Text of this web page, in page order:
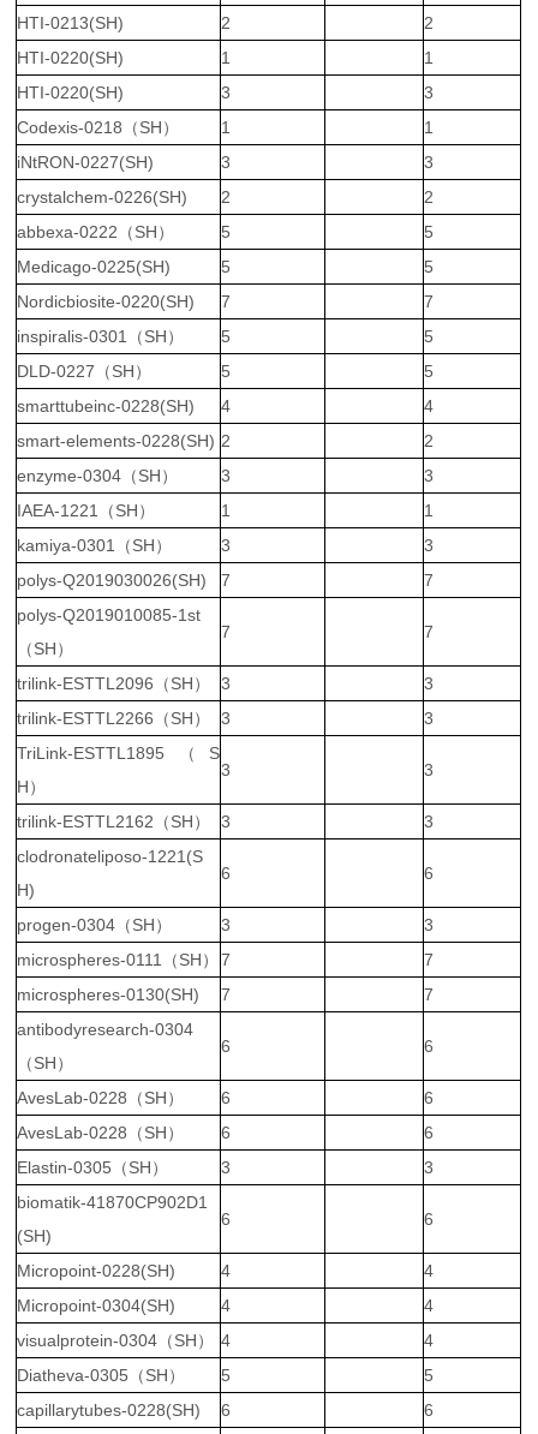
HTI-0213(SH)
2
2
HTI-0220(SH)
1
1
HTI-0220(SH)
3
3
Codexis-0218（SH）
1
1
iNtRON-0227(SH)
3
3
crystalchem-0226(SH)
2
2
abbexa-0222（SH）
5
5
Medicago-0225(SH)
5
5
Nordicbiosite-0220(SH)
7
7
inspiralis-0301（SH）
5
5
DLD-0227（SH）
5
5
smarttubeinc-0228(SH)
4
4
smart-elements-0228(SH) 2
2
enzyme-0304（SH）
3
3
IAEA-1221（SH）
1
1
kamiya-0301（SH）
3
3
polys-Q2019030026(SH)
7
7
polys-Q2019010085-1st
（SH）
7 7
trilink-ESTTL2096（SH） 3
3
trilink-ESTTL2266（SH）
3
3
TriLink-ESTTL1895（S
H）
3 3
trilink-ESTTL2162（SH） 3
3
clodronateliposo-1221(S
H)
6 6
progen-0304（SH） 3
3
microspheres-0111（SH）
7
7
microspheres-0130(SH)
7
7
antibodyresearch-0304
（SH）
6 6
AvesLab-0228（SH） 6
6
AvesLab-0228（SH）
6
6
Elastin-0305（SH）
3
3
biomatik-41870CP902D1
(SH)
6 6
Micropoint-0228(SH) 4
4
Micropoint-0304(SH)
4
4
visualprotein-0304（SH）
4
4
Diatheva-0305（SH）
5
5
capillarytubes-0228(SH)
6 6